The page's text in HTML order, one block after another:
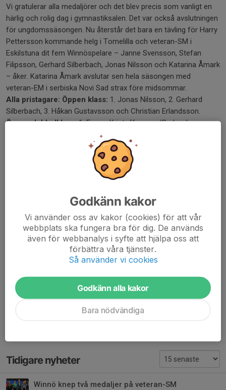
Vi gratulerar alla medaljörer och det blev precis som vanligt en
härlig och rolig dag i gymnastiksalen. Det var också avslutningen
för ungdomssäsongen. Nu återstår det bara en tävling för Harry
Pettersson kommande helg i Tomelilla och veteran-SM i
Eskilstuna dit fem Winnöspelare – Janne Svensson, Stefan
Filipsson, Gerhard Silberbach, Jonas Nilsson och Katarina Åmark
– åker. Katarina Åmark avslutar sen hela säsongen med
veteran-EM i serbiska Novi Sad strax före midsommar.
Alla pristagare: Öppen klass: 1. Jonas Nilsson, 2. Gerhard
Silberbach, 3. Håkan Gustavsson och Christian Erlandsson.
Öppen dubbelklass:1. Emma Kristoffersson/Gerhard
Silberbach, 2. Casper Andersson Othfors/Jan Svensson.
1. Vincent Svensson, 2. Casper Andersson
Othfors, 3. Elton Kytömäki, 4. Hugo Nolhage, 5. Elias Lundin.
Pojkar/Flickor 2013-2106:1. Harry Pettersson, 2. Noel
Ekenros, 3. William Strandhagen, 4. Alexander Frank, 5. Vilmer
Dela nyhet
Fredrik P21 apr 2025
Grattis till alla vinnarna! 🏆 Bra ordnat som vanligt av
Jonas och en riktigt kul pingisdag.🏓
Tidigare nyheter
Winnö knep två medaljer på veteran-SM
Godkänn kakor
Vi använder oss av kakor (cookies) för att vår
webbplats ska fungera bra för dig. De används
även för webbanalys i syfte att hjälpa oss att
förbättra våra tjänster.
Så använder vi cookies
Godkänn alla kakor
Bara nödvändiga